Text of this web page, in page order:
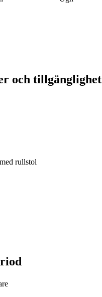
och tillgänglighet
rullstol